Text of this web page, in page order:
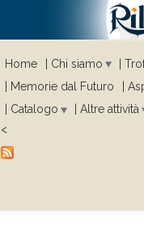
Home Chi siamo
Memorie dal Futuro
Catalogo
Altre attività
<